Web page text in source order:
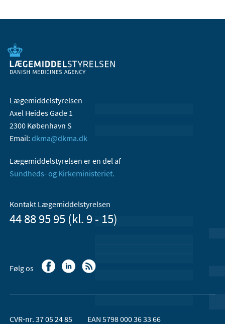
Lægemiddelstyrelsen
Axel Heides Gade 1
2300 København S
Email: dkma@dkma.dk
Lægemiddelstyrelsen er en del af
Sundheds- og Kirkeministeriet.
Kontakt Lægemiddelstyrelsen
44 88 95 95 (kl. 9 - 15)
Følg os
CVR-nr. 37 05 24 85 EAN 5798 000 36 33 66